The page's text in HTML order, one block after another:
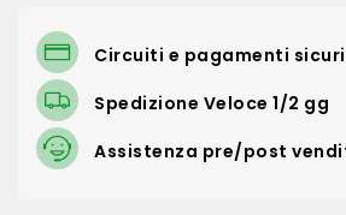
Circuiti e pagamenti sicuri
Spedizione Veloce 1/2 gg
Assistenza pre/post